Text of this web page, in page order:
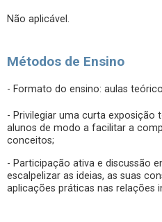
Não aplicável.
Métodos de Ensino
- Formato do ensino: aulas
- Privilegiar uma curta exposição
alunos de modo a facilitar a
conceitos;
- Participação ativa e discussão
escalpelizar as ideias, as suas
aplicações práticas nas relações